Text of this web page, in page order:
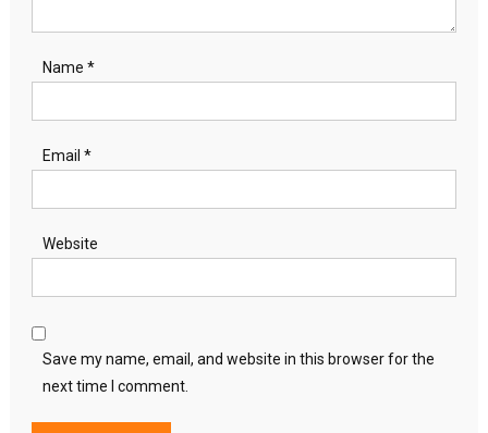
Name *
Email *
Website
Save my name, email, and website in this browser for the
next time I comment.